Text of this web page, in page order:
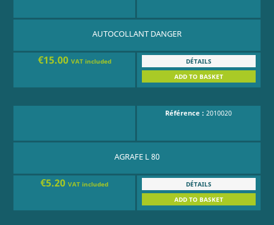
AUTOCOLLANT DANGER
€15.00 VAT included
DÉTAILS
ADD TO BASKET
Référence : 2010020
AGRAFE L 80
€5.20VAT included
DÉTAILS
ADD TO BASKET